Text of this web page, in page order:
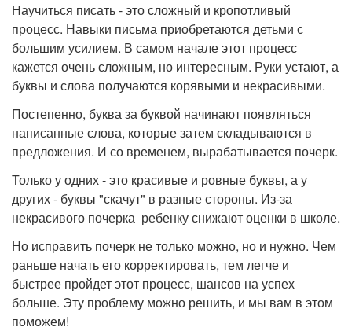
Научиться писать - это сложный и кропотливый
процесс. Навыки письма приобретаются детьми с
большим усилием. В самом начале этот процесс
кажется очень сложным, но интересным. Руки устают, а
буквы и слова получаются корявыми и некрасивыми.
Постепенно, буква за буквой начинают появляться
написанные слова, которые затем складываются в
предложения. И со временем, вырабатывается почерк.
Только у одних - это красивые и ровные буквы, а у
других - буквы "скачут" в разные стороны. Из-за
некрасивого почерка ребенку снижают оценки в школе.
Но исправить почерк не только можно, но и нужно. Чем
раньше начать его корректировать, тем легче и
быстрее пройдет этот процесс, шансов на успех
больше. Эту проблему можно решить, и мы вам в этом
поможем!